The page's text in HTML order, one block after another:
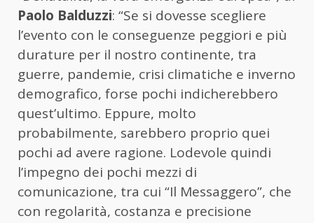
Paolo Balduzzi: “Se si dovesse scegliere
l’evento con le conseguenze peggiori e più
durature per il nostro continente, tra
guerre, pandemie, crisi climatiche e inverno
demografico, forse pochi indicherebbero
quest’ultimo. Eppure, molto
probabilmente, sarebbero proprio quei
pochi ad avere ragione. Lodevole quindi
l’impegno dei pochi mezzi di
comunicazione, tra cui “Il Messaggero”, che
con regolarità, costanza e precisione